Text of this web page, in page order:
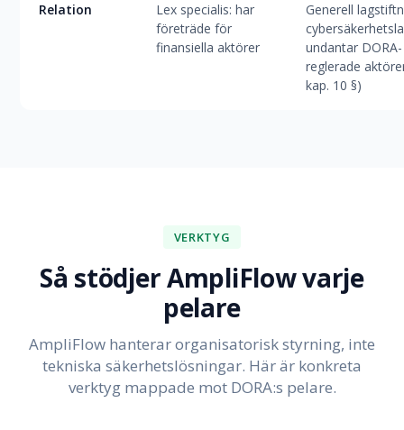
Relation
Lex specialis: har
företräde för
finansiella aktörer
Generell
undantar DORA-
reglerade
kap. 10 §)
VERKTYG
Så stödjer AmpliFlow varje
pelare
AmpliFlow hanterar organisatorisk styrning, inte
tekniska säkerhetslösningar. Här är konkreta
verktyg mappade mot DORA:s pelare.